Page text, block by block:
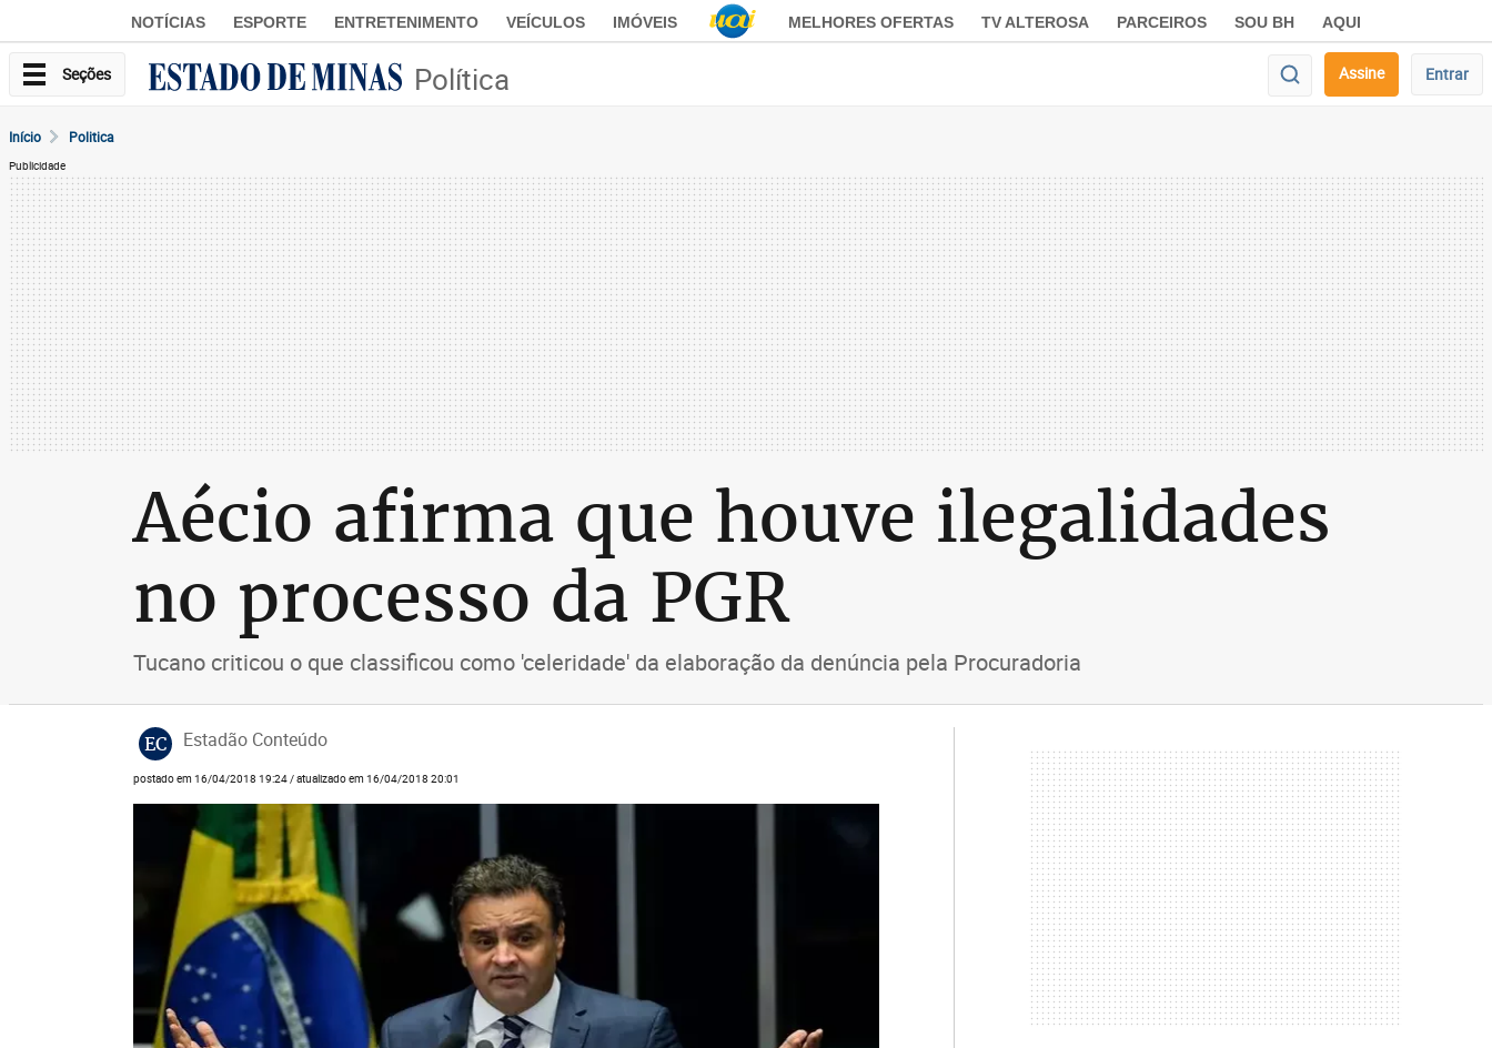
NOTÍCIAS ESPORTE ENTRETENIMENTO VEÍCULOS IMÓVEIS MELHORES OFERTAS TV ALTEROSA PARCEIROS SOU BH AQUI
Seções Política Assine Entrar
Início Politica
Publicidade
Aécio afirma que houve ilegalidades
no processo da PGR
Tucano criticou o que classificou como 'celeridade' da elaboração da denúncia pela Procuradoria
EC Estadão Conteúdo
postado em 16/04/2018 19:24 / atualizado em 16/04/2018 20:01